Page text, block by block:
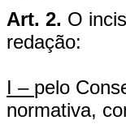
Art. 2. O
redação:
I – pelo
normativa,